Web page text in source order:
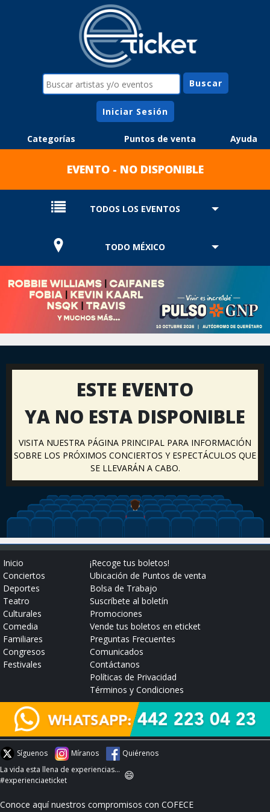
Iniciar Sesión
Categorías Puntos de venta Ayuda
EVENTO - NO DISPONIBLE
TODOS LOS EVENTOS
TODO MÉXICO
ESTE EVENTO
YA NO ESTA DISPONIBLE
VISITA NUESTRA PÁGINA PRINCIPAL PARA INFORMACIÓN
SOBRE LOS PRÓXIMOS CONCIERTOS Y ESPECTÁCULOS QUE
SE LLEVARÁN A CABO.
Inicio
Conciertos
Deportes
Teatro
Culturales
Comedia
Familiares
Congresos
Festivales
¡Recoge tus boletos!
Ubicación de Puntos de venta
Bolsa de Trabajo
Suscríbete al boletín
Promociones
Vende tus boletos en eticket
Preguntas Frecuentes
Comunicados
Contáctanos
Políticas de Privacidad
Términos y Condiciones
Síguenos Míranos
Quiérenos
La vida esta llena de experiencias...
#experienciaeticket
😄
Conoce aquí nuestros compromisos con COFECE